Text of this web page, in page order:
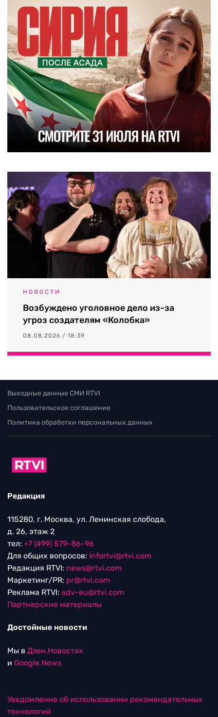
НОВОСТИ
Возбуждено уголовное дело из-за
угроз создателям «Колобка»
08.08.2026 / 18:39
Выходные данные СМИ RTVI
Пользовательское соглашение
Политика обработки персональных данных
Редакция
115280, г. Москва, ул. Ленинская слобода,
д. 26, этаж 2
тел: +7 (499) 579-86-96
Для общих вопросов: Infortvi@rtvi.com
Редакция RTVI: news@rtvi.com
Маркетинг/PR: pr@rtvi.com
Реклама RTVI: adv-eu@rtvi.com
Партнерские материалы
Достойные новости
Мы в Дзен.Новостях
и Google.News
Уведомление об использовании рекомендательных
технологий